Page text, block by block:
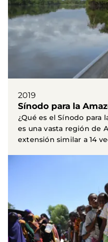
2019
Sínodo para la
¿Qué es el Sínodo para
es una vasta región de
extensión similar a 14